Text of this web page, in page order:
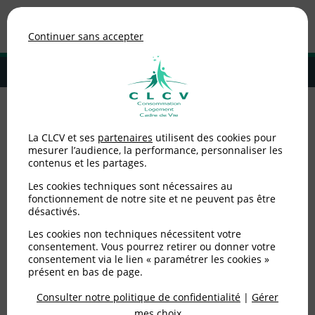
MENU
Adhérer à la CLCV
légumes à la Listeria
Contamination de
produits contenant des
légumes à la Listeria
Publié le20/07/2018(mis à jour le
Non catégorisé
Continuer sans accepter
La CLCV et ses partenaires utilisent des cookies pour
mesurer l’audience, la performance, personnaliser les
contenus et les partages.
Les cookies techniques sont nécessaires au
fonctionnement de notre site et ne peuvent pas être
désactivés.
Les cookies non techniques nécessitent votre
consentement. Vous pourrez retirer ou donner votre
consentement via le lien « paramétrer les cookies »
présent en bas de page.
Consulter notre politique de confidentialité | Gérer